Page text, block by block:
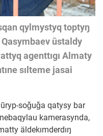
qylmystyq toptyŋ
ūstaldy
agenttıgı Almaty
sılteme jasai
soǧuǧa qatysy bar
kamerasynda,
äldekımderdıŋ